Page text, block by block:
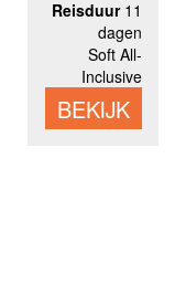
Reisduur 11
dagen
Soft All-
Inclusive
BEKIJK